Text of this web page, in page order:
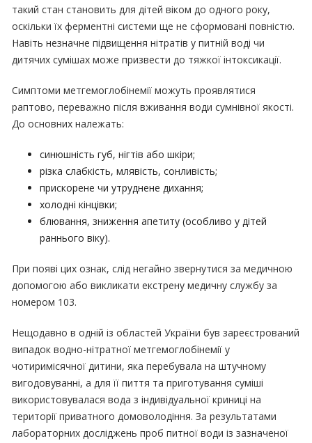
такий стан становить для дітей віком до одного року,
оскільки їх ферментні системи ще не сформовані повністю.
Навіть незначне підвищення нітратів у питній воді чи
дитячих сумішах може призвести до тяжкої інтоксикації.
Симптоми метгемоглобінемії можуть проявлятися
раптово, переважно після вживання води сумнівної якості.
До основних належать:
синюшність губ, нігтів або шкіри;
різка слабкість, млявість, сонливість;
прискорене чи утруднене дихання;
холодні кінцівки;
блювання, зниження апетиту (особливо у дітей
раннього віку).
При появі цих ознак, слід негайно звернутися за медичною
допомогою або викликати екстрену медичну службу за
номером 103.
Нещодавно в одній із областей України був зареєстрований
випадок водно-нітратної метгемоглобінемії у
чотиримісячної дитини, яка перебувала на штучному
вигодовуванні, а для її пиття та приготування суміші
використовувалася вода з індивідуальної криниці на
території приватного домоволодіння. За результатами
лабораторних досліджень проб питної води із зазначеної